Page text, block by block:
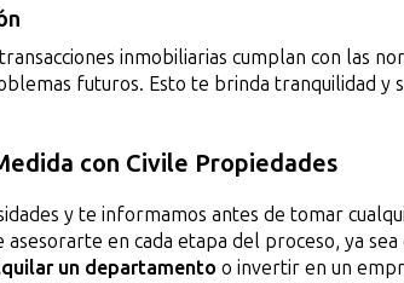
inmobiliarias cumplan con las
futuros. Esto te brinda tranquilidad y
con Civile Propiedades
y te informamos antes de tomar
en cada etapa del proceso, ya sea
un departamento o invertir en un